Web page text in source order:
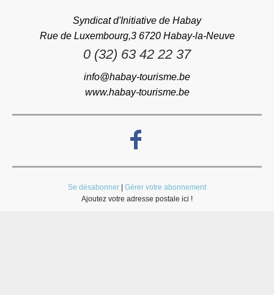
Syndicat d'Initiative de Habay
Rue de Luxembourg,3 6720 Habay-la-Neuve
0 (32) 63 42 22 37
info@habay-tourisme.be
www.habay-tourisme.be
Se désabonner
Gérer votre abonnement
Ajoutez votre adresse postale ici !